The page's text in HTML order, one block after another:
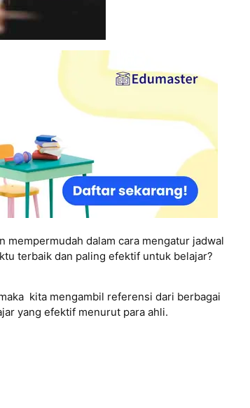
mempermudah dalam cara mengatur jadwal
terbaik dan paling efektif untuk belajar?
kita mengambil referensi dari berbagai
yang efektif menurut para ahli.